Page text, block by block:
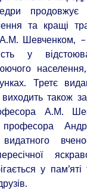
та кращі
А.М. Шевченком, –
у
Третє
виходить також
А.М.
у